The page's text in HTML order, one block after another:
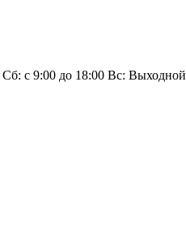
с 9:00 до 18:00 Вс: Выходной